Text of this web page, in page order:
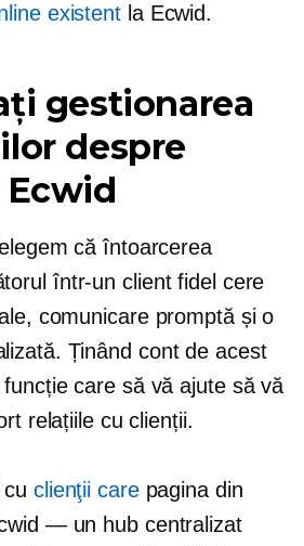
existent la Ecwid.
gestionarea
despre
că întoarcerea
într-un client fidel cere
comunicare promptă și o
Ținând cont de acest
care să vă ajute să vă
relațiile cu clienții.
clienţii carepagina din
— un hub centralizat